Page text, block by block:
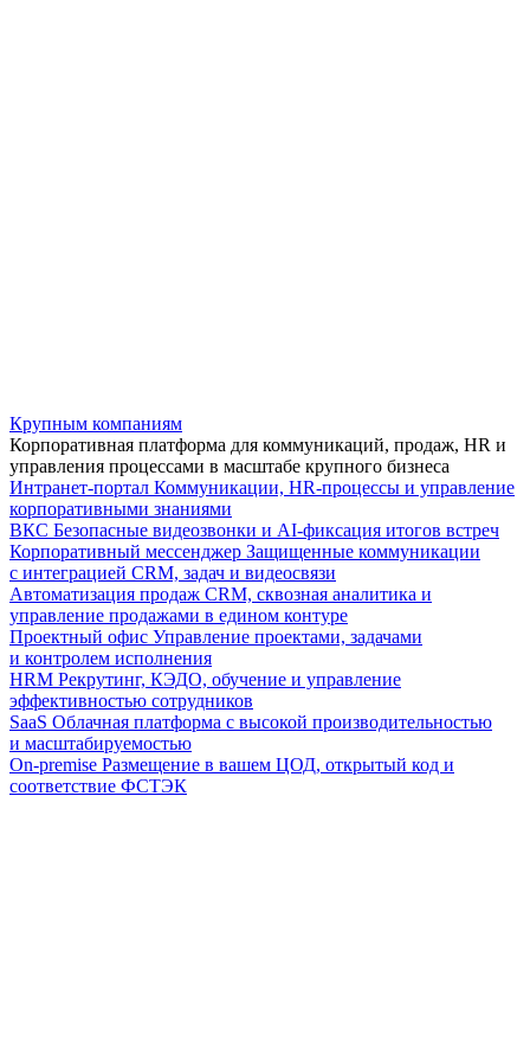
Крупным компаниям
Корпоративная платформа для коммуникаций, продаж, HR и
управления процессами в масштабе крупного бизнеса
Интранет-портал Коммуникации, HR-процессы и управление
корпоративными знаниями
ВКС Безопасные видеозвонки и AI-фиксация итогов встреч
Корпоративный мессенджер Защищенные коммуникации
с интеграцией CRM, задач и видеосвязи
Автоматизация продаж CRM, сквозная аналитика и
управление продажами в едином контуре
Проектный офис Управление проектами, задачами
и контролем исполнения
HRM Рекрутинг, КЭДО, обучение и управление
эффективностью сотрудников
SaaS Облачная платформа с высокой производительностью
и масштабируемостью
On-premise Размещение в вашем ЦОД, открытый код и
соответствие ФСТЭК